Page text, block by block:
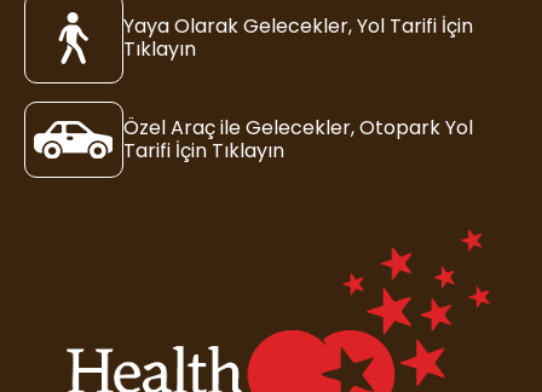
Yaya Olarak Gelecekler, Yol Tarifi İçin
Tıklayın
Özel Araç ile Gelecekler, Otopark Yol
Tarifi İçin Tıklayın